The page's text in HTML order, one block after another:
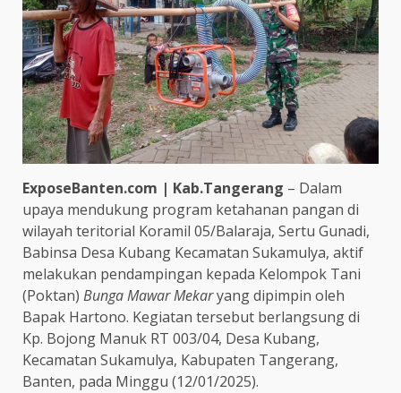
ExposeBanten.com | Kab.Tangerang – Dalam
upaya mendukung program ketahanan pangan di
wilayah teritorial Koramil 05/Balaraja, Sertu Gunadi,
Babinsa Desa Kubang Kecamatan Sukamulya, aktif
melakukan pendampingan kepada Kelompok Tani
(Poktan) Bunga Mawar Mekaryang dipimpin oleh
Bapak Hartono. Kegiatan tersebut berlangsung di
Kp. Bojong Manuk RT 003/04, Desa Kubang,
Kecamatan Sukamulya, Kabupaten Tangerang,
Banten, pada Minggu (12/01/2025).